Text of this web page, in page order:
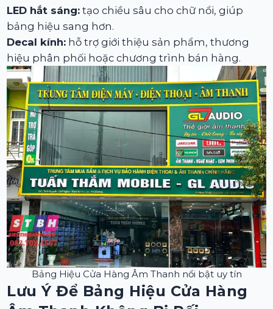
LED hắt sáng: tạo chiều sâu cho chữ nổi, giúp
bảng hiệu sang hơn.
Decal kính: hỗ trợ giới thiệu sản phẩm, thương
hiệu phân phối hoặc chương trình bán hàng.
Bảng Hiệu Cửa Hàng Âm Thanh nổi bật uy tín
Lưu Ý Để Bảng Hiệu Cửa Hàng